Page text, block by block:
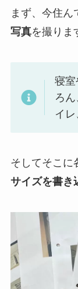
まず、今住
写真を撮りま
寝室
ろ
イ
そしてそこに
サイズを書き